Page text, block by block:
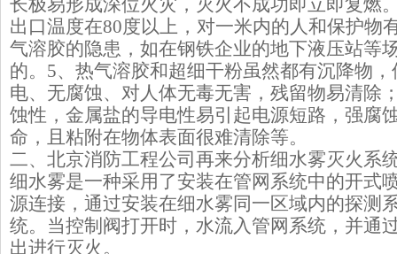
长极易形成深位火灾，灭火不成功即立即复燃
出口温度在80度以上，对一米内的人和保护物
气溶胶的隐患，如在钢铁企业的地下液压站等
的。5、热气溶胶和超细干粉虽然都有沉降物
电、无腐蚀、对人体无毒无害，残留物易清除
蚀性，金属盐的导电性易引起电源短路，强腐
命，且粘附在物体表面很难清除等。
二、北京消防工程公司再来分析细水雾灭火系
细水雾是一种采用了安装在管网系统中的开式
源连接，通过安装在细水雾同一区域内的探测
统。当控制阀打开时，水流入管网系统，并通
出进行灭火。